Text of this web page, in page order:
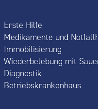
Erste Hilfe
Medikamente und
Immobilisierung
Wiederbelebung mit
Diagnostik
Betriebskrankenhaus